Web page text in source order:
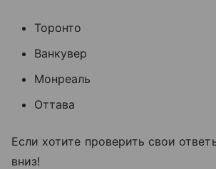
Торонто
Ванкувер
Монреаль
Оттава
Если хотите проверить свои
вниз!